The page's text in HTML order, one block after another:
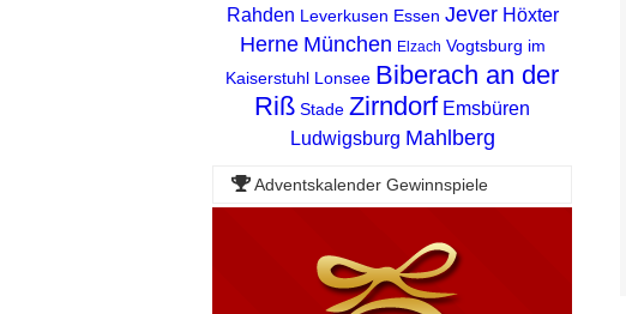
Rahden Leverkusen Essen Jever Höxter
Herne München Elzach Vogtsburg im
Kaiserstuhl Lonsee Biberach an der
Riß Stade Zirndorf Emsbüren
Ludwigsburg Mahlberg
Adventskalender Gewinnspiele